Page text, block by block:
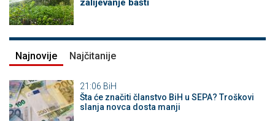
zalijevanje bašti
Najnovije Najčitanije
21:06 BiH
Šta će značiti članstvo BiH u SEPA? Troškovi
slanja novca dosta manji